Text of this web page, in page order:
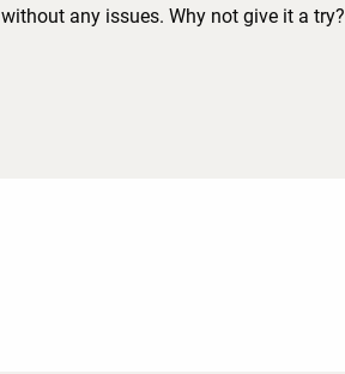
without any issues. Why not give it a try?